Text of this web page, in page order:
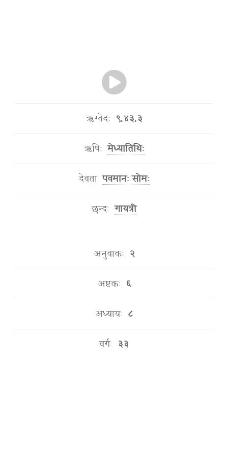
ऋग्वेदः ९.४३.३
ऋषिः मेध्यातिथिः
देवता पवमानः सोमः
छन्दः गायत्री
अनुवाकः २
अष्टकः ६
अध्यायः ८
वर्गः ३३